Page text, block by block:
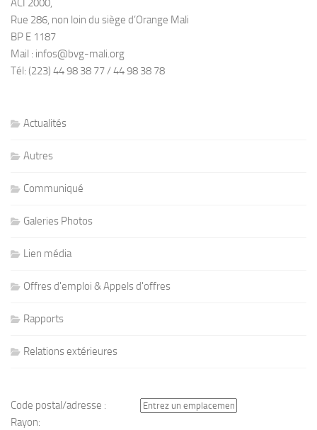
ACI 2000,
Rue 286, non loin du siège d’Orange Mali
BP E 1187
Mail : infos@bvg-mali.org
Tél: (223) 44 98 38 77 / 44 98 38 78
Actualités
Autres
Communiqué
Galeries Photos
Lien média
Offres d'emploi & Appels d'offres
Rapports
Relations extérieures
Code postal/adresse :
Rayon: